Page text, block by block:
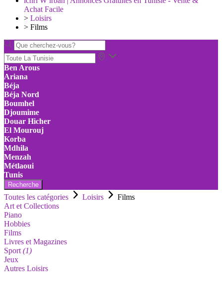
Achat Facile
> Loisirs
> Films
Ben Arous
Ariana
Béja
Béja Nord
Boumhel
Djoumime
Douar Hicher
El Mourouj
Korba
Mdhila
Menzah
Métlaoui
Tunis
Recherche
Toutes les catégories Loisirs
Films
Art et Collections
Piano
Hobbies
Films
Livres et Magazines
Sport (1)
Jeux
Autres Loisirs